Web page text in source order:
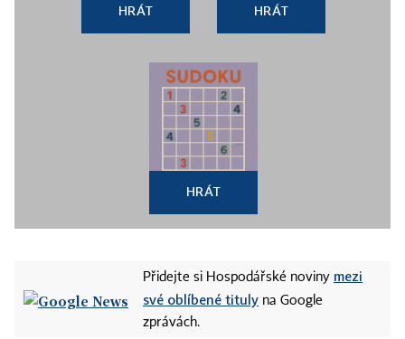
HRÁT HRÁT
HRÁT
Přidejte si Hospodářské noviny mezi
své oblíbené tituly na Google
zprávách.